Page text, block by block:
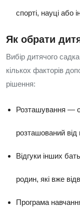
спорті, науці або
Як обрати
Вибір дитячого
кількох факторів
рішення:
Розташування —
розташований
Відгуки інших
родин, які вже
Програма